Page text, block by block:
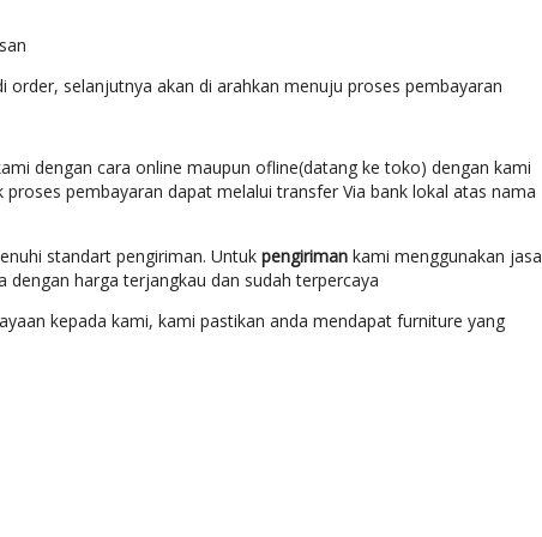
order, selanjutnya akan di arahkan menuju proses pembayaran
dengan cara online maupun ofline(datang ke toko) dengan kami
pembayaran dapat melalui transfer Via bank lokal atas nama
standart pengiriman. Untuk pengiriman kami menggunakan jasa
harga terjangkau dan sudah terpercaya
kepada kami, kami pastikan anda mendapat furniture yang